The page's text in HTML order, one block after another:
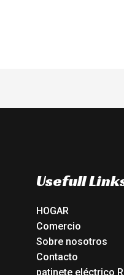
Usefull
HOGAR
Comercio
Sobre nosotros
Contacto
patinete eléctrico